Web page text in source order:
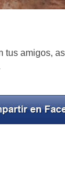
tus amigos,